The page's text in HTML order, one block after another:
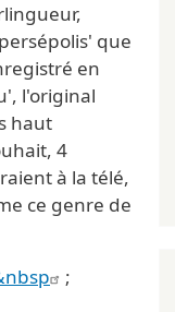
que
en
l'original
haut
4
à la télé,
ce genre de
;